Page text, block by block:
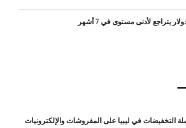
يتراجع لأدنى مستوى في 7 أشهر
التخفيضات في ليبيا على المفروشات والإلكترونيات